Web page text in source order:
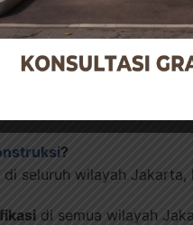
craftsmanship terbaik
khusus untuk
?
seluruh wilayah Jakarta,
di semua wilayah